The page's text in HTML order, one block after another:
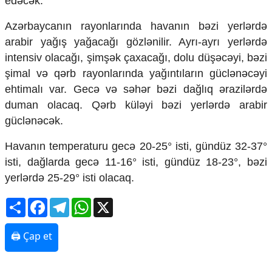
Ailə və uşaq
Turizm
İqtisadiyyat
İqtisadi xəbərlər
Energetika
Neft-qaz
Əmək və sosial siyasət
Kənd təsərrüfatı
Hərbi sənaye
Telekommunikasiya və nəqliyyat
COP29
Cəmiyyət
Crossmedia.az - 1 yaş
Siyasət
Azərbaycanın rayonlarında havanın bəzi yerlərdə
arabir yağış yağacağı gözlənilir. Ayrı-ayrı yerlərdə
intensiv olacağı, şimşək çaxacağı, dolu düşəcəyi, bəzi
şimal və qərb rayonlarında yağıntıların güclənəcəyi
ehtimalı var. Gecə və səhər bəzi dağlıq ərazilərdə
duman olacaq. Qərb küləyi bəzi yerlərdə arabir
güclənəcək.
Havanın temperaturu gecə 20-25° isti, gündüz 32-37°
isti, dağlarda gecə 11-16° isti, gündüz 18-23°, bəzi
yerlərdə 25-29° isti olacaq.
ShareFacebookTelegramWhatsApp
🖨 Çap et